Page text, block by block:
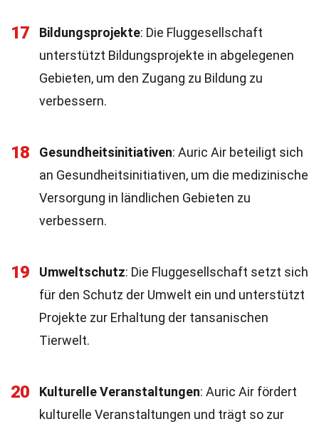
17 Bildungsprojekte: Die Fluggesellschaft
unterstützt Bildungsprojekte in abgelegenen
Gebieten, um den Zugang zu Bildung zu
verbessern.
18 Gesundheitsinitiativen: Auric Air beteiligt sich
an Gesundheitsinitiativen, um die medizinische
Versorgung in ländlichen Gebieten zu
verbessern.
19 Umweltschutz: Die Fluggesellschaft setzt sich
für den Schutz der Umwelt ein und unterstützt
Projekte zur Erhaltung der tansanischen
Tierwelt.
20 Kulturelle Veranstaltungen: Auric Air fördert
kulturelle Veranstaltungen und trägt so zur